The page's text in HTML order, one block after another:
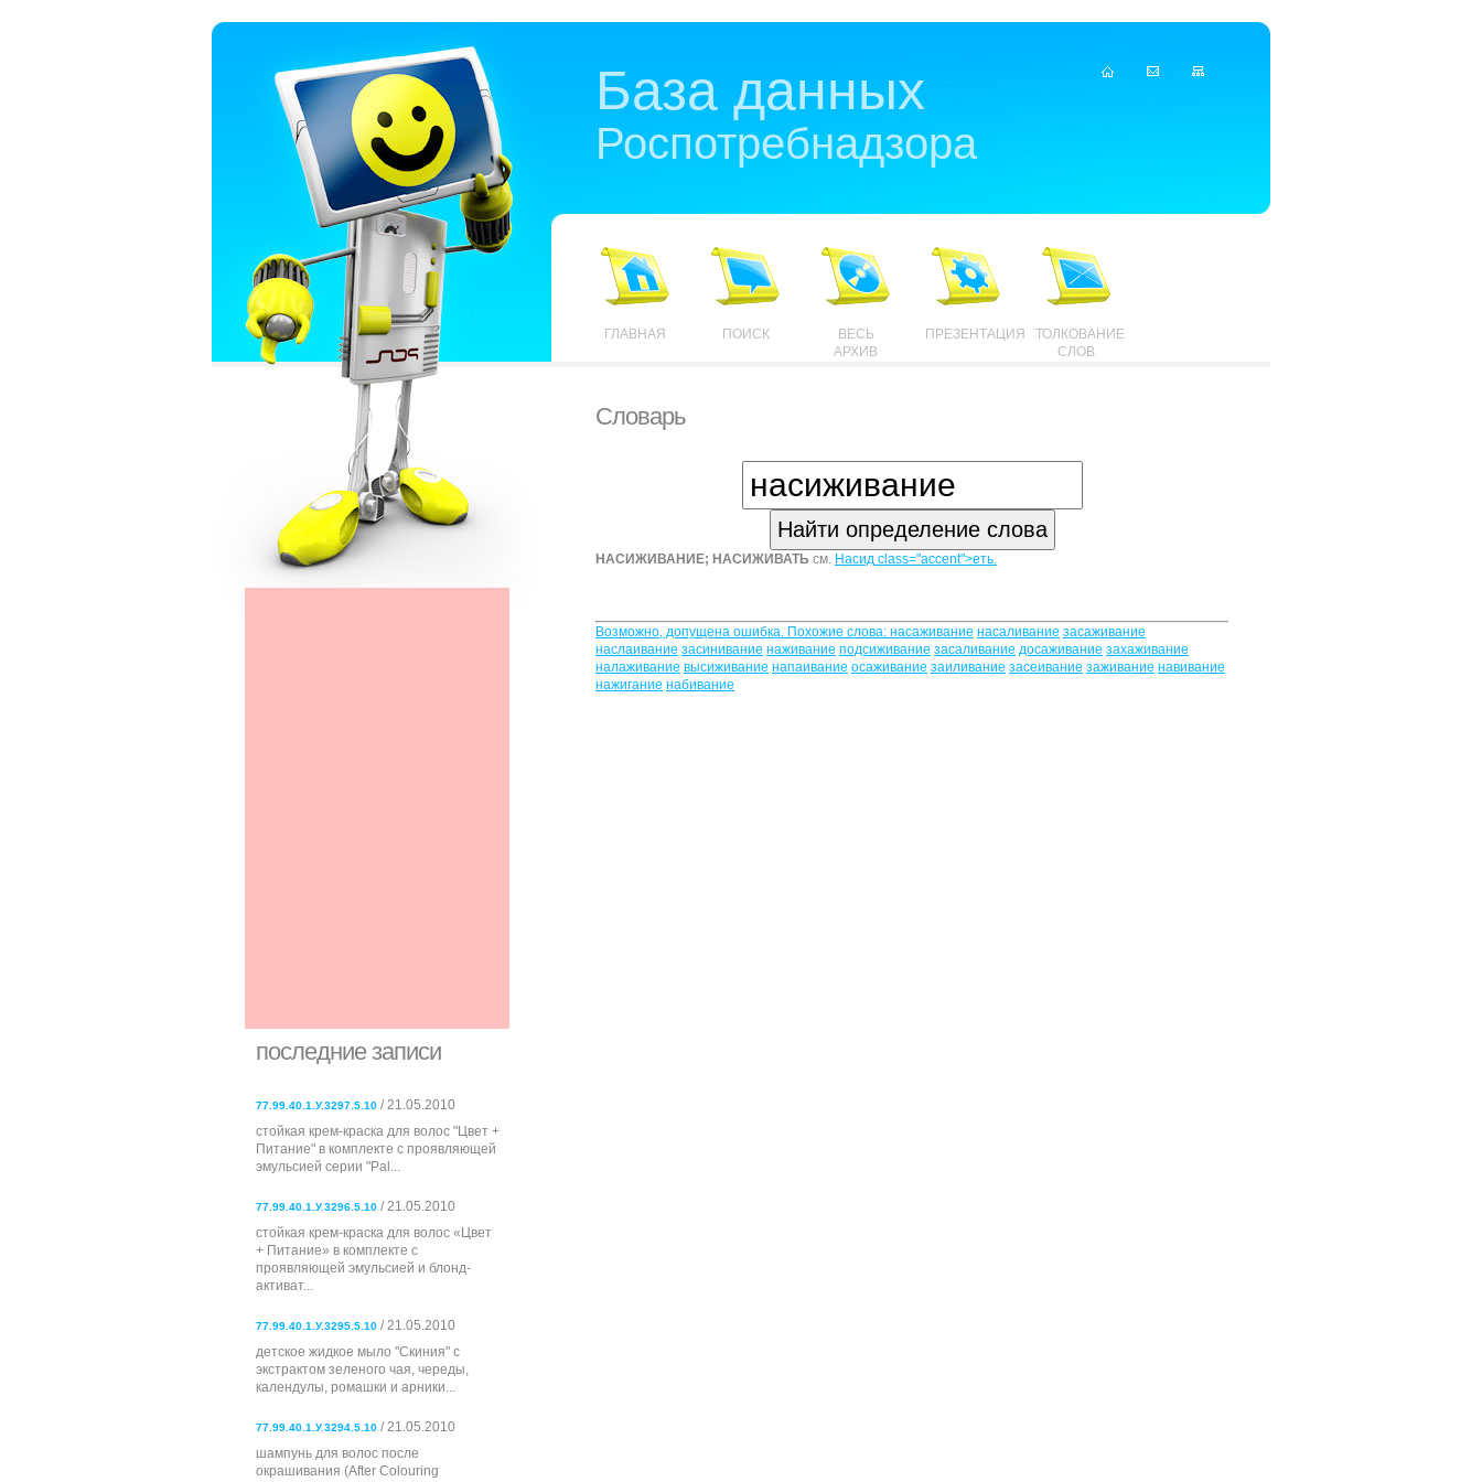
База данных
Роспотребнадзора
ГЛАВНАЯ ПОИСК
ВЕСЬ
АРХИВ
ПРЕЗЕНТАЦИЯ
ТОЛКОВАНИЕ
СЛОВ
последние записи
77.99.40.1.У.3297.5.10 / 21.05.2010
стойкая крем-краска для волос "Цвет +
Питание" в комплекте с проявляющей
эмульсией серии "Pal...
77.99.40.1.У.3296.5.10 / 21.05.2010
стойкая крем-краска для волос «Цвет
+ Питание» в комплекте с
проявляющей эмульсией и блонд-
активат...
77.99.40.1.У.3295.5.10 / 21.05.2010
детское жидкое мыло "Скиния" с
экстрактом зеленого чая, череды,
календулы, ромашки и арники...
77.99.40.1.У.3294.5.10 / 21.05.2010
шампунь для волос после
окрашивания (After Colouring
Словарь
НАС ИЖИВАНИЕ; НАС ИЖИВАТЬ см. Насид class="accent">еть.
Возможно, допущена ошибка. Похожие слова: насаживание насаливание засаживание
наслаивание засинивание наживание подсиживание засаливание досаживание захаживание
налаживание высиживание напаивание осаживание заиливание засеивание заживание навивание
нажигание набивание